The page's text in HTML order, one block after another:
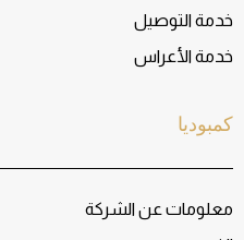
كمبوديا
معلومات عن الشركة
خدمة التوصيل
خدمة الأعراس